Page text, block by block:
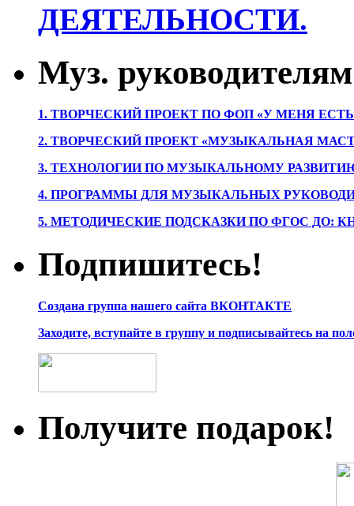
ДЕЯТЕЛЬНОСТИ.
Муз. руководителям
1. ТВОРЧЕСКИЙ ПРОЕКТ ПО ФОП «У МЕНЯ
2. ТВОРЧЕСКИЙ ПРОЕКТ «МУЗЫКАЛЬНАЯ
3. ТЕХНОЛОГИИ ПО МУЗЫКАЛЬНОМУ
4. ПРОГРАММЫ ДЛЯ МУЗЫКАЛЬНЫХ
5. МЕТОДИЧЕСКИЕ ПОДСКАЗКИ ПО ФГОС ДО:
Подпишитесь!
Создана группа нашего сайта ВКОНТАКТЕ
Заходите, вступайте в группу и подписывайтесь на
Получите подарок!